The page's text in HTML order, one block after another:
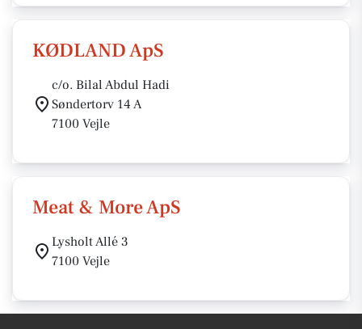
KØDLAND ApS
c/o. Bilal Abdul Hadi
Søndertorv 14 A
7100 Vejle
Meat & More ApS
Lysholt Allé 3
7100 Vejle